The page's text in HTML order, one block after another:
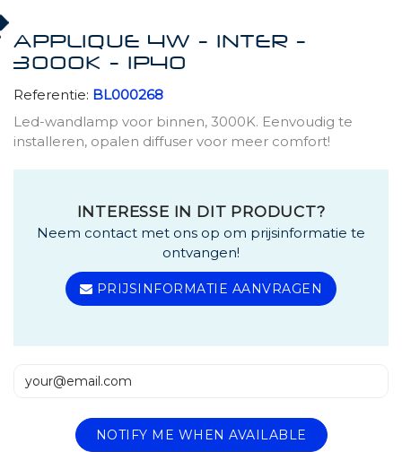
APPLIQUE 4W - INTER -
3000K - IP40
Referentie: BL000268
Led-wandlamp voor binnen, 3000K. Eenvoudig te
installeren, opalen diffuser voor meer comfort!
INTERESSE IN DIT PRODUCT?
Neem contact met ons op om prijsinformatie te
ontvangen!
PRIJSINFORMATIE AANVRAGEN
NOTIFY ME WHEN AVAILABLE